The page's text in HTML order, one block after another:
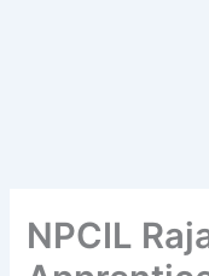
NPCIL